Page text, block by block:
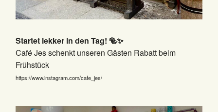
Startet lekker in den Tag! 🥯✨
Café Jes schenkt unseren Gästen Rabatt beim
Frühstück
https://www.instagram.com/cafe_jes/